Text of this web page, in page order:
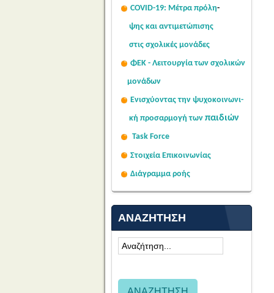
COVID-19: Μέτρα πρόλη-
ψης και αντιμετώπισης
στις σχολικές μονάδες
ΦΕΚ - Λειτουργία των σχολικών
μονάδων
Ενισχύοντας την ψυχοκοινωνι-
κή προσαρμογή των παιδιών
Task Force
Στοιχεία Επικοινωνίας
Διάγραμμα ροής
ΑΝΑΖΉΤΗΣΗ